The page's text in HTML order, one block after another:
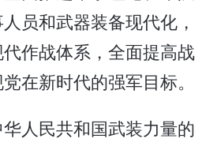
员和武器装备现代化，
作战体系，全面提高战
在新时代的强军目标。
人民共和国武装力量的